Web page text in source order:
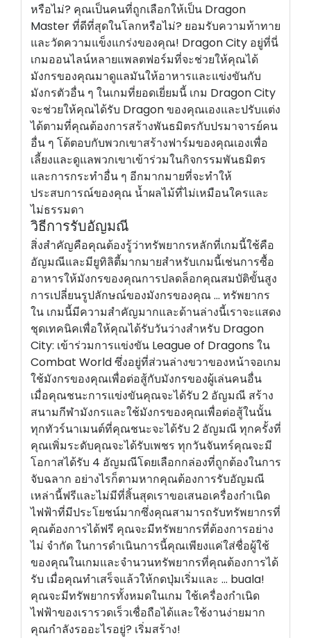
หรือไม่? คุณเป็นคนที่ถูกเลือกให้เป็น Dragon
Master ที่ดีที่สุดในโลกหรือไม่? ยอมรับความท้าทาย
และวัดความแข็งแกร่งของคุณ! Dragon City อยู่ที่นี่
เกมออนไลน์หลายแพลตฟอร์มที่จะช่วยให้คุณได้
มังกรของคุณมาดูแลมันให้อาหารและแข่งขันกับ
มังกรตัวอื่น ๆ ในเกมที่ยอดเยี่ยมนี้ เกม Dragon City
จะช่วยให้คุณได้รับ Dragon ของคุณเองและปรับแต่ง
ได้ตามที่คุณต้องการสร้างพันธมิตรกับปรมาจารย์คน
อื่น ๆ โต้ตอบกับพวกเขาสร้างฟาร์มของคุณเองเพื่อ
เลี้ยงและดูแลพวกเขาเข้าร่วมในกิจกรรมพันธมิตร
และการกระทำอื่น ๆ อีกมากมายที่จะทำให้
ประสบการณ์ของคุณ น้ำผลไม้ที่ไม่เหมือนใครและ
ไม่ธรรมดา
วิธีการรับอัญมณี
สิ่งสำคัญคือคุณต้องรู้ว่าทรัพยากรหลักที่เกมนี้ใช้คือ
อัญมณีและมียูทิลิตี้มากมายสำหรับเกมนี้เช่นการซื้อ
อาหารให้มังกรของคุณการปลดล็อกคุณสมบัติขั้นสูง
การเปลี่ยนรูปลักษณ์ของมังกรของคุณ ... ทรัพยากร
ใน เกมนี้มีความสำคัญมากและด้านล่างนี้เราจะแสดง
ชุดเทคนิคเพื่อให้คุณได้รับวันว่างสำหรับ Dragon
City: เข้าร่วมการแข่งขัน League of Dragons ใน
Combat World ซึ่งอยู่ที่ส่วนล่างขวาของหน้าจอเกม
ใช้มังกรของคุณเพื่อต่อสู้กับมังกรของผู้เล่นคนอื่น
เมื่อคุณชนะการแข่งขันคุณจะได้รับ 2 อัญมณี สร้าง
สนามกีฬามังกรและใช้มังกรของคุณเพื่อต่อสู้ในนั้น
ทุกทัวร์นาเมนต์ที่คุณชนะจะได้รับ 2 อัญมณี ทุกครั้งที่
คุณเพิ่มระดับคุณจะได้รับเพชร ทุกวันจันทร์คุณจะมี
โอกาสได้รับ 4 อัญมณีโดยเลือกกล่องที่ถูกต้องในการ
จับฉลาก อย่างไรก็ตามหากคุณต้องการรับอัญมณี
เหล่านี้ฟรีและไม่มีที่สิ้นสุดเราขอเสนอเครื่องกำเนิด
ไฟฟ้าที่มีประโยชน์มากซึ่งคุณสามารถรับทรัพยากรที่
คุณต้องการได้ฟรี คุณจะมีทรัพยากรที่ต้องการอย่าง
ไม่ จำกัด ในการดำเนินการนี้คุณเพียงแค่ใส่ชื่อผู้ใช้
ของคุณในเกมและจำนวนทรัพยากรที่คุณต้องการได้
รับ เมื่อคุณทำเสร็จแล้วให้กดปุ่มเริ่มและ ... buala!
คุณจะมีทรัพยากรทั้งหมดในเกม ใช้เครื่องกำเนิด
ไฟฟ้าของเรารวดเร็วเชื่อถือได้และใช้งานง่ายมาก
คุณกำลังรออะไรอยู่? เริ่มสร้าง!